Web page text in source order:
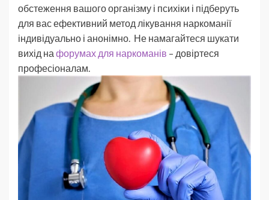
обстеження вашого організму і психіки і підберуть
для вас ефективний метод лікування наркоманії
індивідуально і анонімно. Не намагайтеся шукати
вихід на форумах для наркоманів – довіртеся
професіоналам.